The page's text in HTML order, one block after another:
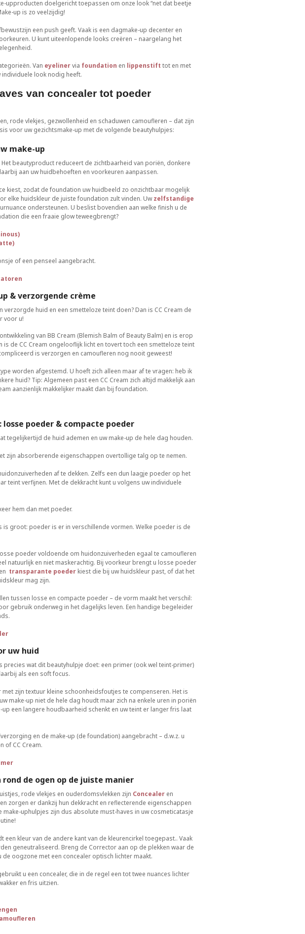
upproducten doelgericht toepassen om onze look “net dat beetje
up is zo veelzijdig!
een push geeft. Vaak is een dagmake-up decenter en
U kunt uiteenlopende looks creëren – naargelang het
Van eyeliner via foundation en lippenstift tot en met
individuele look nodig heeft.
van concealer tot poeder
rode vlekjes, gezwollenheid en schaduwen camoufleren – dat zijn
voor uw gezichtsmake-up met de volgende beautyhulpjes:
make-up
beautyproduct reduceert de zichtbaarheid van poriën, donkere
aan uw huidbehoeften en voorkeuren aanpassen.
kiest, zodat de foundation uw huidbeeld zo onzichtbaar mogelijk
elke huidskleur de juiste foundation zult vinden. Uwzelfstandige
ondersteunen. U beslist bovendien aan welke finish u de
die een fraaie glow teweegbrengt?
of een penseel aangebracht.
& verzorgende crème
huid en een smetteloze teint doen? Dan is CC Cream de
voor u!
van BB Cream (Blemish Balm of Beauty Balm) en is erop
de CC Cream ongelooflijk licht en tovert toch een smetteloze teint
is verzorgen en camoufleren nog nooit geweest!
worden afgestemd. U hoeft zich alleen maar af te vragen: heb ik
huid? Tip: Algemeen past een CC Cream zich altijd makkelijk aan
aanzienlijk makkelijker maakt dan bij foundation.
poeder & compacte poeder
tegelijkertijd de huid ademen en uw make-up de hele dag houden.
zijn absorberende eigenschappen overtollige talg op te nemen.
af te dekken. Zelfs een dun laagje poeder op het
teint verfijnen. Met de dekkracht kunt u volgens uw individuele
hem dan met poeder.
groot: poeder is er in verschillende vormen. Welke poeder is de
poeder voldoende om huidonzuiverheden egaal te camoufleren
natuurlijk en niet maskerachtig. Bij voorkeur brengt u losse poeder
transparante poeder kiest die bij uw huidskleur past, of dat het
mag zijn.
tussen losse en compacte poeder – de vorm maakt het verschil:
gebruik onderweg in het dagelijks leven. Een handige begeleider
uw huid
precies wat dit beautyhulpje doet: een primer (ook wel teint-primer)
als een soft focus.
zijn textuur kleine schoonheidsfoutjes te compenseren. Het is
make-up niet de hele dag houdt maar zich na enkele uren in poriën
een langere houdbaarheid schenkt en uw teint er langer fris laat
en de make-up (de foundation) aangebracht – d.w.z. u
of CC Cream.
de ogen op de juiste manier
rode vlekjes en ouderdomsvlekken zijn Concealeren
zorgen er dankzij hun dekkracht en reflecterende eigenschappen
uphulpjes zijn dus absolute must-haves in uw cosmeticatasje
een kleur van de andere kant van de kleurencirkel toegepast.. Vaak
geneutraliseerd. Breng de Corrector aan op de plekken waar de
oogzone met een concealer optisch lichter maakt.
u een concealer, die in de regel een tot twee nuances lichter
en fris uitzien.